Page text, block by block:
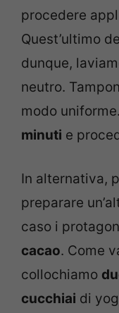
procedere
Quest’ultimo
dunque,
neutro.
modo
minuti e
In alternativa,
preparare
caso i
cacao. Come
collochiamo
cucchiai di